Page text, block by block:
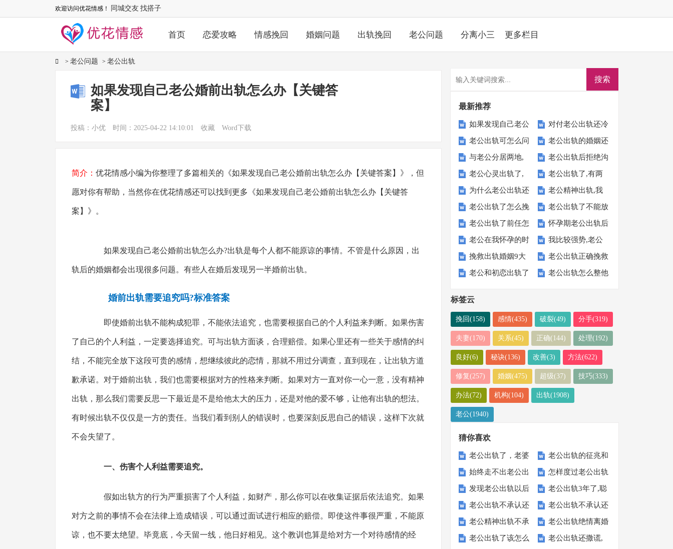
欢迎访问优花情感！ 同城交友 找搭子
首页 恋爱攻略 情感挽回 婚姻问题 出轨挽回 老公问题 分离小三 更多栏目
> 老公问题 > 老公出轨
如果发现自己老公婚前出轨怎么办【关键答
案】
投稿：小优 时间：2025-04-22 14:10:01 收藏 Word下载
简介： 优花情感小编为你整理了多篇相关的《如果发现自己老公婚前出轨怎么办【关键答案】》，但
愿对你有帮助，当然你在优花情感还可以找到更多《如果发现自己老公婚前出轨怎么办【关键答
案】》。
如果发现自己老公婚前出轨怎么办?出轨是每个人都不能原谅的事情。不管是什么原因，出
轨后的婚姻都会出现很多问题。有些人在婚后发现另一半婚前出轨。
婚前出轨需要追究吗?标准答案
即使婚前出轨不能构成犯罪，不能依法追究，也需要根据自己的个人利益来判断。如果伤害
了自己的个人利益，一定要选择追究。可与出轨方面谈，合理赔偿。如果心里还有一些关于感情的纠
结，不能完全放下这段可贵的感情，想继续彼此的恋情，那就不用过分调查，直到现在，让出轨方道
歉承诺。对于婚前出轨，我们也需要根据对方的性格来判断。如果对方一直对你一心一意，没有精神
出轨，那么我们需要反思一下最近是不是给他太大的压力，还是对他的爱不够，让他有出轨的想法。
有时候出轨不仅仅是一方的责任。当我们看到别人的错误时，也要深刻反思自己的错误，这样下次就
不会失望了。
一、伤害个人利益需要追究。
假如出轨方的行为严重损害了个人利益，如财产，那么你可以在收集证据后依法追究。如果
对方之前的事情不会在法律上造成错误，可以通过面试进行相应的赔偿。即使这件事很严重，不能原
谅，也不要太绝望。毕竟底，今天留一线，他日好相见。这个教训也算是给对方一个对待感情的经
最新推荐
如果发现自己老公
婚前出轨怎么办
【关键答案】
对付老公出轨还冷
战的绝招，让自己
不受委屈
老公出轨可怎么问
他都不承认是为什
么
老公出轨的婚姻还
能继续吗?我该怎
么办
与老公分居两地,
怎么知道他是不是
出轨了
老公出轨后拒绝沟
通是什么意思-拯
救婚姻技巧
老公心灵出轨了,
老婆最明确的做法
老公出轨了,有两
个孩子,怎样处理
才是最好
为什么老公出轨还
理直气壮的不认
错?
老公精神出轨,我
要离婚他觉得没那
么严重
老公出轨了怎么挽
救?如何挽救出轨
老公
老公出轨了不能放
任:宽容过了度，
就成了纵容
​老公出轨了前任怎
么挽救-挽救出轨
男人的必杀技
怀孕期老公出轨后
最佳处理方式
老公在我怀孕的时
候出轨我该怎么办
我比较强势,老公
出轨了怎么办,试
试这5招
挽救出轨婚姻9大
准则:老公出轨怎
老公出轨正确挽救
的3个妙招,记得收
老公和初恋出轨了 老公出轨怎么整他
标签云
挽回(158) 感情(435) 破裂(49) 分手(319)
夫妻(170) 关系(45) 正确(144) 处理(192)
良好(6) 秘诀(136) 改善(3) 方法(622)
修复(257) 婚姻(475) 超级(37) 技巧(333)
办法(72) 机构(104) 出轨(1908)
老公(1940)
猜你喜欢
老公出轨了，老婆
到底应该怎么办？
6个方案
老公出轨的征兆和
表现,查证老公出
轨的迹象
始终走不出老公出
轨的阴影怎么办,
可以这样做
怎样度过老公出轨
背叛期,走出被出
轨5步法
发现老公出轨以后
该怎么对待他:不
要委屈自己
老公出轨3年了,聪
明妻子这样应对
【真实案例】
老公出轨不承认还
是继续和小三联系
还冷暴力
老公出轨不承认还
是继续和小三联系
还冷暴力
老公精神出轨不承
认怎么办,学好这3
老公出轨绝情离婚
谁都劝不住怎么
老公出轨了该怎么 老公出轨还撒谎,